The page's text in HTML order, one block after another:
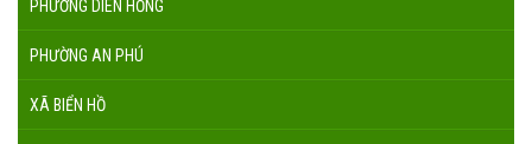
PHƯỜNG DIÊN HỒNG
PHƯỜNG AN PHÚ
XÃ BIỂN HỒ